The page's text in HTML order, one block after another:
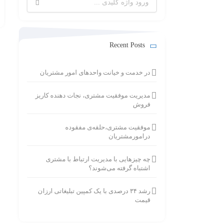
برای:
Recent Posts
در خدمت و خیانت واحدهای امور مشتریان
مدیریت موفقیت مشتری، نجات دهنده کاریز
فروش
موفقیت مشتری،حلقه‌ی مفقوده
درامورمشتریان
چه چیزهایی با مدیریت ارتباط با مشتری
اشتباه گرفته می‌شوند؟
رشد ۳۴ درصدی با یک کمپین تبلیغاتی ارزان
قیمت